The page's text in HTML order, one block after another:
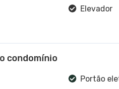
Elevador
condomínio
Portão